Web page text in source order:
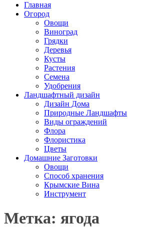
Главная
Огород
Овощи
Виноград
Грядки
Деревья
Кусты
Растения
Семена
Удобрения
Ландшафтный дизайн
Дизайн Дома
Природные Ландшафты
Виды ограждений
Флора
Флористика
Цветы
Домашние Заготовки
Овощи
Способ хранения
Крымские Вина
Инструмент
Метка: ягода